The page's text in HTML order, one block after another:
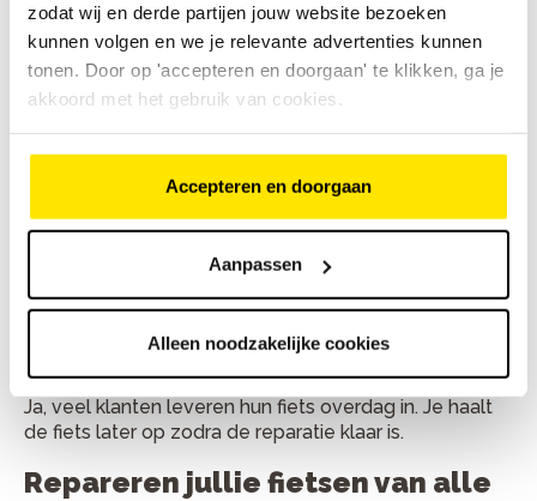
zodat wij en derde partijen jouw website bezoeken
kunnen volgen en we je relevante advertenties kunnen
tonen. Door op 'accepteren en doorgaan' te klikken, ga je
akkoord met het gebruik van cookies.
Accepteren en doorgaan
Aanpassen
Alleen noodzakelijke cookies
Veelgestelde vragen
Hoe lang duurt een fietsreparatie
gemiddeld?
Kleine reparaties duren vaak minder dan een uur. Grote
onderhoudsbeurten zijn meestal binnen één werkdag
Kan ik mijn fiets ook inleveren en
later ophalen?
Ja, veel klanten leveren hun fiets overdag in. Je haalt
de fiets later op zodra de reparatie klaar is.
Repareren jullie fietsen van alle